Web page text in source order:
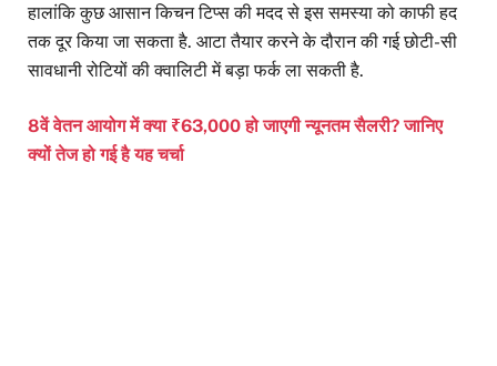
हालांकि कुछ आसान किचन टिप्स की मदद से इस समस्या को काफी हद
तक दूर किया जा सकता है. आटा तैयार करने के दौरान की गई छोटी-सी
सावधानी रोटियों की क्वालिटी में बड़ा फर्क ला सकती है.
8वें वेतन आयोग में क्या ₹63,000 हो जाएगी न्यूनतम सैलरी? जानिए
क्यों तेज हो गई है यह चर्चा